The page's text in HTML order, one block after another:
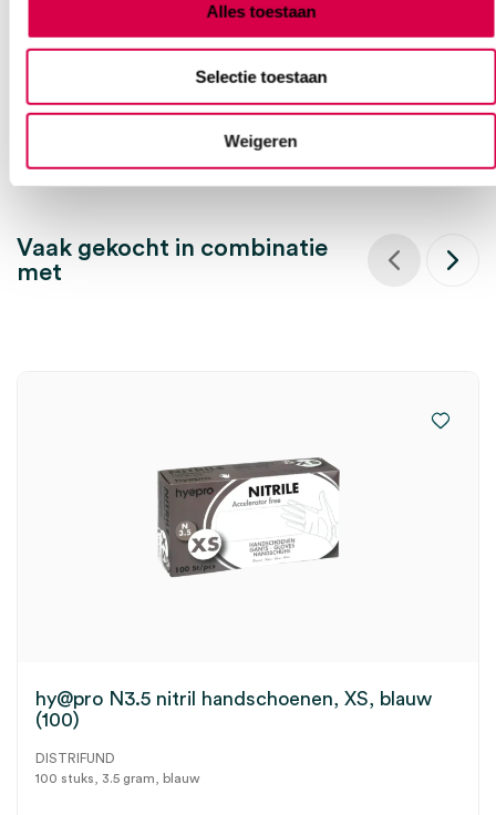
Alles toestaan
Selectie toestaan
Weigeren
Direct leverbaar 6.88
Vaak gekocht in combinatie
met
hy@pro N3.5 nitril handschoenen, XS, blauw
(100)
DISTRIFUND
100 stuks, 3.5 gram, blauw